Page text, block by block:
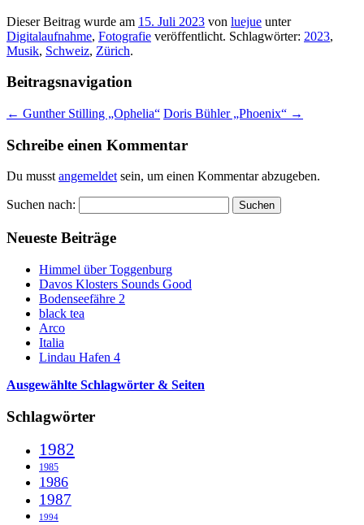
Dieser Beitrag wurde am 15. Juli 2023 von luejue unter
Digitalaufnahme, Fotografie veröffentlicht. Schlagwörter: 2023,
Musik, Schweiz, Zürich.
Beitragsnavigation
← Gunther Stilling „Ophelia“ Doris Bühler „Phoenix“ →
Schreibe einen Kommentar
Du musstangemeldetsein, um einen Kommentar abzugeben.
Suchen nach:
Neueste Beiträge
Himmel über Toggenburg
Davos Klosters Sounds Good
Bodenseefähre 2
black tea
Arco
Italia
Lindau Hafen 4
Ausgewählte Schlagwörter & Seiten
Schlagwörter
1982
1985
1986
1987
1994